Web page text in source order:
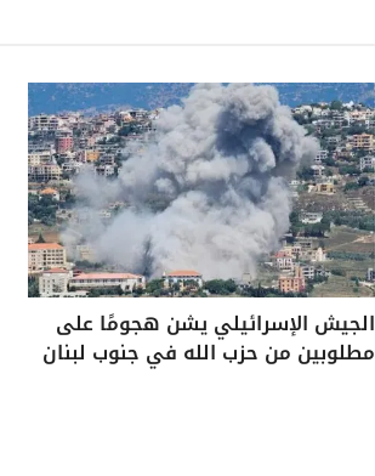
الجيش الإسرائيلي يشن هجومًا على
مطلوبين من حزب الله في جنوب لبنان